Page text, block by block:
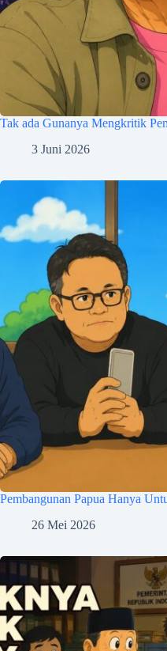
Tak ada Gunanya Mengkritik
3 Juni 2026
Pembangunan Papua Hanya
26 Mei 2026